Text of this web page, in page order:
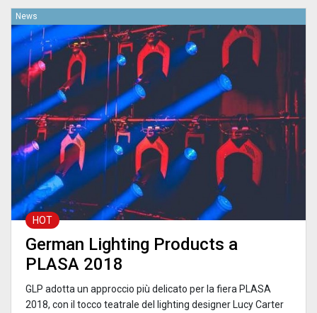
News
HOT
German Lighting Products a
PLASA 2018
GLP adotta un approccio più delicato per la fiera PLASA
2018, con il tocco teatrale del lighting designer Lucy Carter